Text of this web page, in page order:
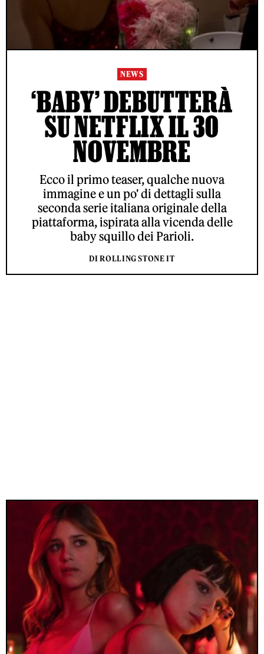
NEWS
‘BABY’ DEBUTTERÀ
SU NETFLIX IL 30
NOVEMBRE
Ecco il primo teaser, qualche nuova
immagine e un po' di dettagli sulla
seconda serie italiana originale della
piattaforma, ispirata alla vicenda delle
baby squillo dei Parioli.
DI ROLLING STONE IT